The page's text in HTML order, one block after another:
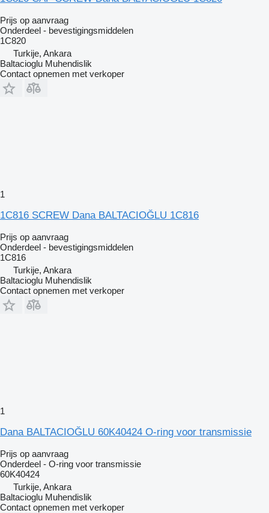
Prijs op aanvraag
Onderdeel - bevestigingsmiddelen
1C820
Turkije, Ankara
Baltacioglu Muhendislik
Contact opnemen met verkoper
1
1C816 SCREW Dana BALTACIOĞLU 1C816
Prijs op aanvraag
Onderdeel - bevestigingsmiddelen
1C816
Turkije, Ankara
Baltacioglu Muhendislik
Contact opnemen met verkoper
1
Dana BALTACIOĞLU 60K40424 O-ring voor transmissie
Prijs op aanvraag
Onderdeel - O-ring voor transmissie
60K40424
Turkije, Ankara
Baltacioglu Muhendislik
Contact opnemen met verkoper